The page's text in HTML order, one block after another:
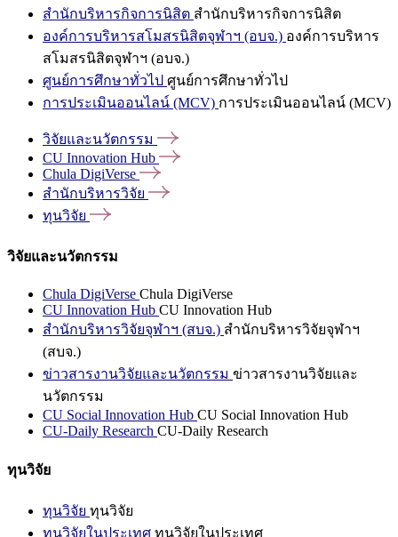
สำนักบริหารกิจการนิสิต สำนักบริหารกิจการนิสิต
องค์การบริหารสโมสรนิสิตจุฬาฯ (อบจ.) องค์การบริหาร
สโมสรนิสิตจุฬาฯ (อบจ.)
ศูนย์การศึกษาทั่วไป ศูนย์การศึกษาทั่วไป
การประเมินออนไลน์ (MCV) การประเมินออนไลน์ (MCV)
วิจัยและนวัตกรรม
CU Innovation Hub
Chula DigiVerse
สำนักบริหารวิจัย
ทุนวิจัย
วิจัยและนวัตกรรม
Chula DigiVerse Chula DigiVerse
CU Innovation Hub CU Innovation Hub
สำนักบริหารวิจัยจุฬาฯ (สบจ.) สำนักบริหารวิจัยจุฬาฯ
(สบจ.)
ข่าวสารงานวิจัยและนวัตกรรม ข่าวสารงานวิจัยและ
นวัตกรรม
CU Social Innovation Hub CU Social Innovation Hub
CU-Daily Research CU-Daily Research
ทุนวิจัย
ทุนวิจัย ทุนวิจัย
ทุนวิจัยในประเทศ ทุนวิจัยในประเทศ